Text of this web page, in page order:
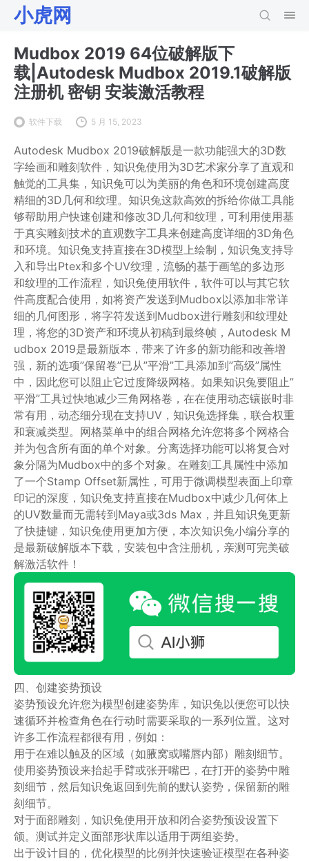
小虎网
Mudbox 2019 64位破解版下
载|Autodesk Mudbox 2019.1破解版
注册机 密钥 安装激活教程
软件下载 5 月 15, 2023
Autodesk Mudbox 2019破解版是一款功能强大的3D数
字绘画和雕刻软件，知识兔使用为3D艺术家分享了直观和
触觉的工具集，知识兔可以为美丽的角色和环境创建高度
精细的3D几何和纹理。知识兔这款高效的拆给你做工具能
够帮助用户快速创建和修改3D几何和纹理，可利用使用基
于真实雕刻技术的直观数字工具来创建高度详细的3D角色
和环境。知识兔支持直接在3D模型上绘制，知识兔支持导
入和导出Ptex和多个UV纹理，流畅的基于画笔的多边形
和纹理的工作流程，知识兔使用软件，软件可以与其它软
件高度配合使用，如将资产发送到Mudbox以添加非常详
细的几何图形，将字符发送到Mudbox进行雕刻和纹理处
理，将您的3D资产和环境从初稿到最终帧，Autodesk M
udbox 2019是最新版本，带来了许多的新功能和改善增
强，新的选项”保留卷”已从”平滑”工具添加到”高级”属性
中，因此您可以阻止它过度降级网格。如果知识兔要阻止”
平滑”工具过快地减少三角网格卷，在在使用动态镶嵌时非
常有用，动态细分现在支持UV，知识兔选择集，联合权重
和衰减类型。网格菜单中的组合网格允许您将多个网格合
并为包含所有面的单个对象。分离选择功能可以将复合对
象分隔为Mudbox中的多个对象。在雕刻工具属性中添加
了一个Stamp Offset新属性，可用于微调模型表面上印章
印记的深度，知识兔支持直接在Mudbox中减少几何体上
的UV数量而无需转到Maya或3ds Max，并且知识兔更新
了快捷键，知识兔使用更加方便，本次知识兔小编分享的
是最新破解版本下载，安装包中含注册机，亲测可完美破
解激活软件！
四、 创建姿势预设
姿势预设允许您为模型创建姿势库，知识兔以便您可以快
速循环并检查角色在行动时需要采取的一系列位置。这对
许多工作流程都很有用，例如：
用于在难以触及的区域（如腋窝或嘴唇内部）雕刻细节。
使用姿势预设来抬起手臂或张开嘴巴，在打开的姿势中雕
刻细节，然后知识兔返回到先前的默认姿势，保留新的雕
刻细节。
对于面部雕刻，知识兔使用开放和闭合姿势预设设置下
颌。测试并定义面部形状库以适用于两组姿势。
出于设计目的，优化模型的比例并快速验证模型在各种姿